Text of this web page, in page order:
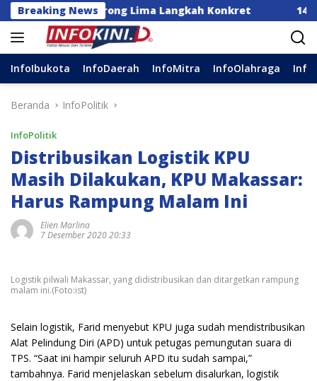
Langsung
ke
konten
Breaking News
Dorong Lima Langkah Konkret 14 DPC
InfoIbukota InfoDaerah InfoMitra InfoOlahraga
Beranda InfoPolitik
InfoPolitik
Distribusikan Logistik KPU
Masih Dilakukan, KPU Makassar:
Harus Rampung Malam Ini
Elien Marlina
7 Desember 2020 20:33
Logistik pilwali Makassar, yang didistribusikan dan ditargetkan rampung
malam ini.(Foto:ist)
Selain logistik, Farid menyebut KPU juga sudah mendistribusikan
Alat Pelindung Diri (APD) untuk petugas pemungutan suara di
TPS. “Saat ini hampir seluruh APD itu sudah sampai,”
tambahnya. Farid menjelaskan sebelum disalurkan, logistik